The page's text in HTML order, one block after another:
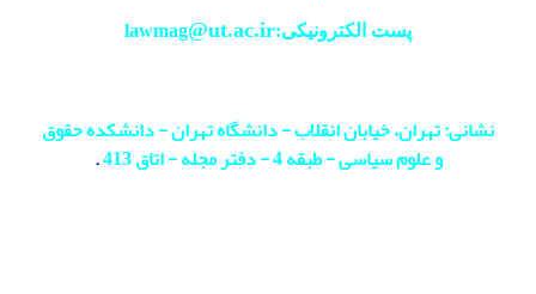
پست الکترونیکی:lawmag@ut.ac.ir
نشانی: تهران، خیابان انقلاب - دانشگاه تهران - دانشکده حقوق
و علوم سیاسی - طبقه 4 - دفتر مجله - اتاق 413
.